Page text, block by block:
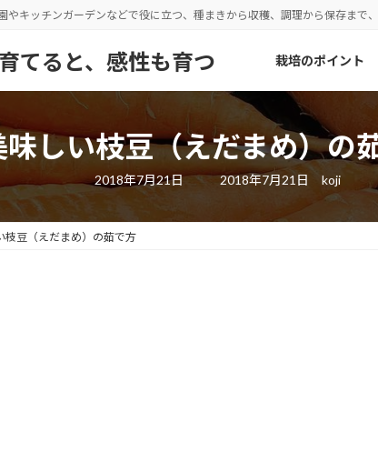
キッチンガーデンなどで役に立つ、種まきから収穫、調理から保存まで
てると、感性も育つ 栽培のポイント
味しい枝豆（えだまめ）の
2018年7月21日
最
2018年7月21日 koji
枝豆（えだまめ）の茹で方